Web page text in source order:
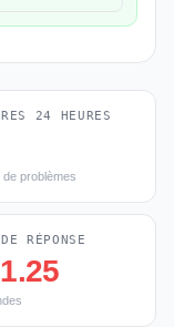
24 HEURES
de problèmes
RÉPONSE